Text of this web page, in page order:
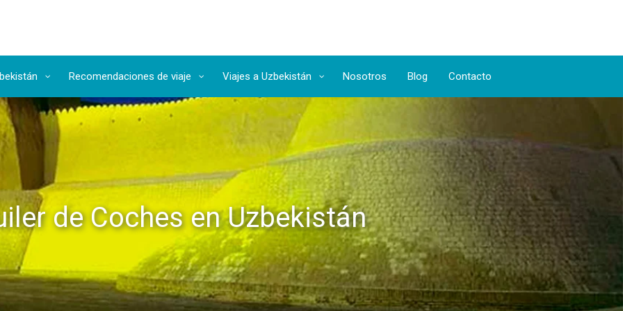
Recomendaciones de viaje Viajes a Uzbekistán Nosotros Blog Contacto
de Coches en Uzbekistán